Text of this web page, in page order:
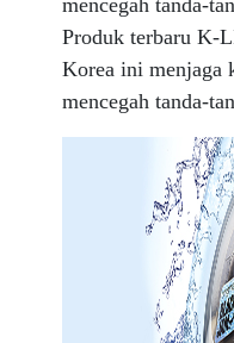
mencegah tanda-
Produk terbaru K-
Korea ini menjaga
mencegah tanda-